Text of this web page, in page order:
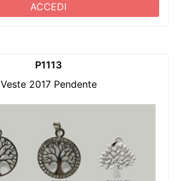
ACCEDI
P1113
Veste 2017 Pendente